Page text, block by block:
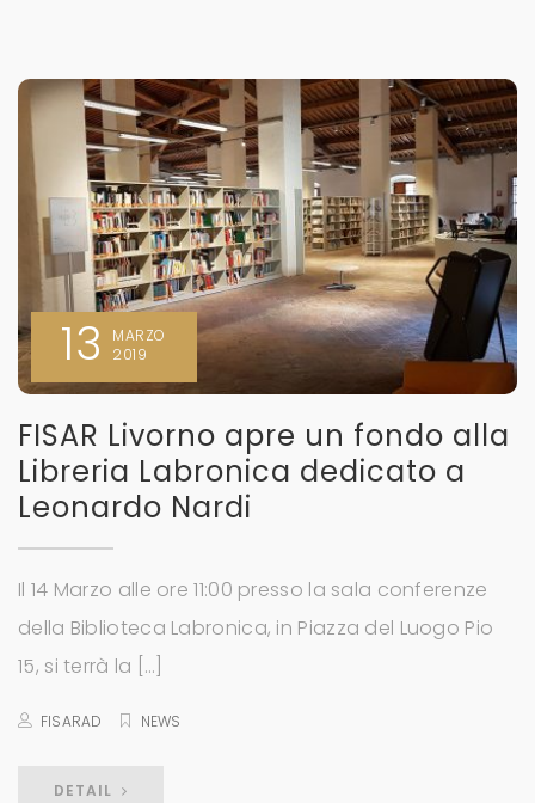
13
MARZO
2019
FISAR Livorno apre un fondo alla
Libreria Labronica dedicato a
Leonardo Nardi
Il 14 Marzo alle ore 11:00 presso la sala conferenze
della Biblioteca Labronica, in Piazza del Luogo Pio
15, si terrà la […]
FISARAD NEWS
DETAIL